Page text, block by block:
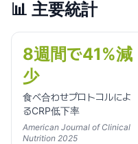
📊 主要統計
8週間で41%減
少
食べ合わせプロトコルによ
るCRP低下率
American Journal of Clinical
Nutrition 2025